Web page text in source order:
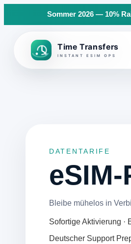
Sommer 2026 — 10%
Back to top
DATENTARIFE
Bleibe mühelos in
Sofortige Aktivierung ·
Deutscher Support